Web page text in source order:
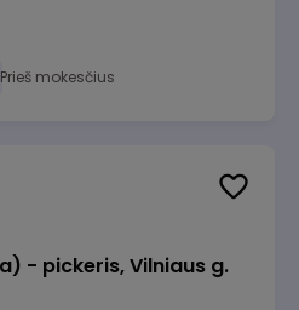
Prieš mokesčius
- pickeris, Vilniaus g.